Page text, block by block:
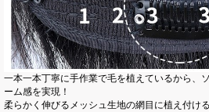
一本一本丁寧に手作業で毛を植えているから、
ーム感を実現！
柔らかく伸びるメッシュ生地の網目に植え付け